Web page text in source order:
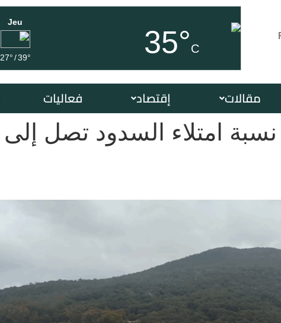
35°C
Jeu
39°
/
27°
مقالات إقتصاد فعاليات
امتلاء السدود تصل إلى 28.3بالمائة